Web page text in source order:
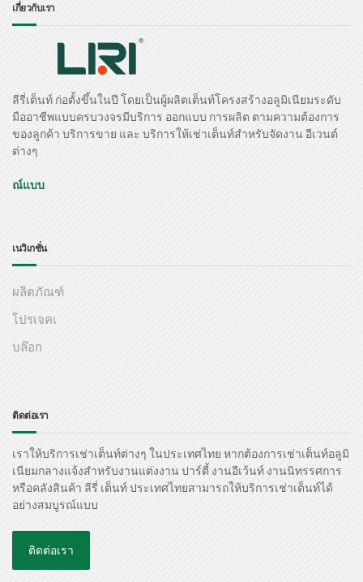
เกี่ยวกับเรา
ลีรี่เต็นท์ ก่อตั้งขึ้นในปี โดยเป็นผู้ผลิตเต็นท์โครงสร้างอลูมิเนียมระดับ
มืออาชีพแบบครบวงจรมีบริการ ออกแบบ การผลิต ตามความต้องการ
ของลูกค้า บริการขาย และ บริการให้เช่าเต็นท์สำหรับจัดงาน อีเวนต์
ต่างๆ
ณ์แบบ
เนวิเกชั่น
ผลิตภัณฑ์
โปรเจคเ
บล๊อก
ติดต่อเรา
เราให้บริการเช่าเต็นท์ต่างๆ ในประเทศไทย หากต้องการเช่าเต็นท์อลูมิ
เนียมกลางแจ้งสำหรับงานแต่งงาน ปาร์ตี้ งานอีเว้นท์ งานนิทรรศการ
หรือคลังสินค้า ลีรี่ เต็นท์ ประเทศไทยสามารถให้บริการเช่าเต็นท์ได้
อย่างสมบูรณ์แบบ
ติดต่อเรา